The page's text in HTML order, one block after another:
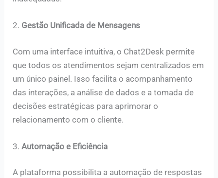
2. Gestão Unificada de Mensagens
Com uma interface intuitiva, o Chat2Desk permite
que todos os atendimentos sejam centralizados em
um único painel. Isso facilita o acompanhamento
das interações, a análise de dados e a tomada de
decisões estratégicas para aprimorar o
relacionamento com o cliente.
3.Automação e Eficiência
A plataforma possibilita a automação de respostas